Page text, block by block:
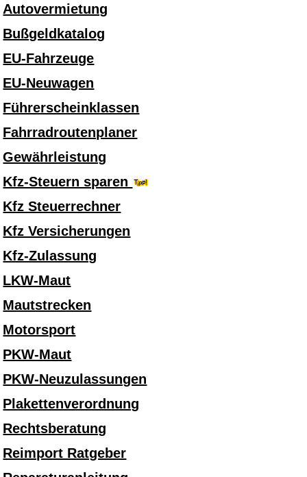
Autovermietung
Bußgeldkatalog
EU-Fahrzeuge
EU-Neuwagen
Führerscheinklassen
Fahrradroutenplaner
Gewährleistung
Kfz-Steuern sparen
Kfz Steuerrechner
Kfz Versicherungen
Kfz-Zulassung
LKW-Maut
Mautstrecken
Motorsport
PKW-Maut
PKW-Neuzulassungen
Plakettenverordnung
Rechtsberatung
Reimport Ratgeber